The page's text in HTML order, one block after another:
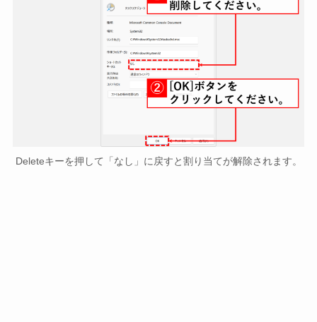
Deleteキーを押して「なし」に戻すと割り当てが解除されます。